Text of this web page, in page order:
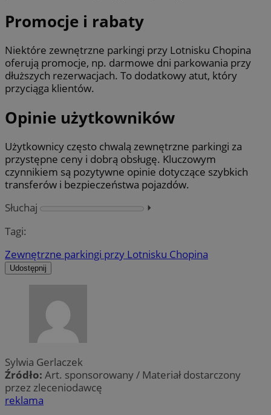
Promocje i rabaty
Niektóre zewnętrzne parkingi przy Lotnisku Chopina
oferują promocje, np. darmowe dni parkowania przy
dłuższych rezerwacjach. To dodatkowy atut, który
przyciąga klientów.
Opinie użytkowników
Użytkownicy często chwalą zewnętrzne parkingi za
przystępne ceny i dobrą obsługę. Kluczowym
czynnikiem są pozytywne opinie dotyczące szybkich
transferów i bezpieczeństwa pojazdów.
Słuchaj
⏵︎
Tagi:
Zewnętrzne parkingi przy Lotnisku Chopina
Udostępnij
Sylwia Gerlaczek
Źródło: Art. sponsorowany / Materiał dostarczony
przez zleceniodawcę
reklama